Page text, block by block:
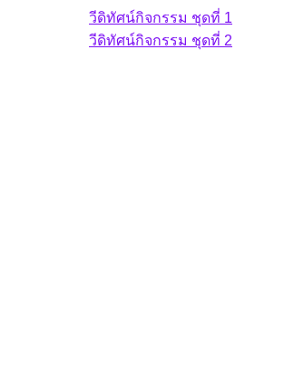
วีดิทัศน์กิจกรรม ชุดที่ 1
วีดิทัศน์กิจกรรม ชุดที่ 2